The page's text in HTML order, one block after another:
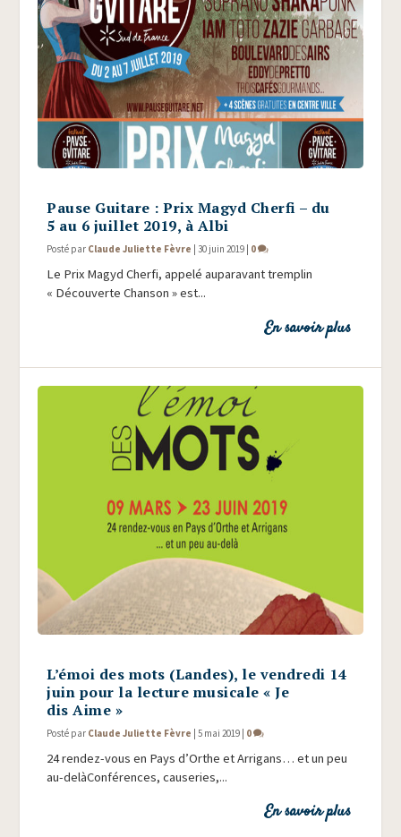
Pause Guitare : Prix Magyd Cherfi – du
5 au 6 juillet 2019, à Albi
Posté par Claude Juliette Fèvre |30 juin 2019 0
Le Prix Magyd Cher­fi, appe­lé aupa­ra­vant trem­plin
« Décou­verte Chan­son » est...
En savoir plus
L’émoi des mots (Landes), le vendredi 14
juin pour la lecture musicale « Je
dis Aime »
Posté par Claude Juliette Fèvre |5 mai 2019 | 0
24 ren­dez-vous en Pays d’Orthe et Arri­gans… et un peu
au-delà­Con­fé­rences, cau­se­ries,...
En savoir plus